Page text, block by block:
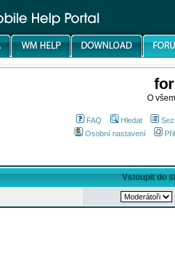
O
FAQ Hledat
Osobní nastavení
Vstoupit do